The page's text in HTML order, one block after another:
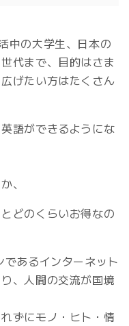
中の大学生、日本の
代まで、目的はさま
げたい方はたくさん
語ができるようにな
、
どのくらいお得なの
あるインターネット
、人間の交流が国境
ずにモノ・ヒト・情